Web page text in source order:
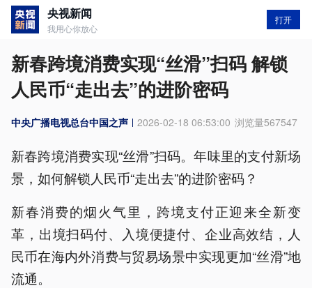
央视新闻
我用心你放心
打开
新春跨境消费实现“丝滑”扫码 解锁
人民币“走出去”的进阶密码
中央广播电视总台中国之声 2026-02-18 06:53:00 浏览量567547
新春跨境消费实现“丝滑”扫码。年味里的支付新场
景，如何解锁人民币“走出去”的进阶密码？
新春消费的烟火气里，跨境支付正迎来全新变
革，出境扫码付、入境便捷付、企业高效结，人
民币在海内外消费与贸易场景中实现更加“丝滑”地
流通。